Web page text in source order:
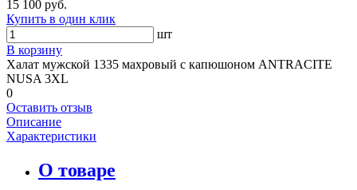
15 100 руб.
Купить в один клик
шт
В корзину
Халат мужской 1335 махровый с капюшоном ANTRACITE
NUSA 3XL
0
Оставить отзыв
Описание
Характеристики
О товаре